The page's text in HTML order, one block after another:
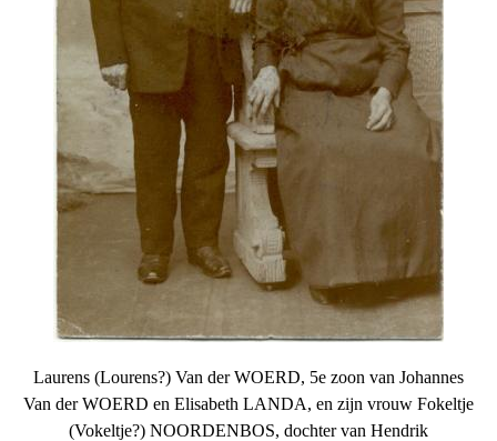
Laurens (Lourens?) Van der WOERD, 5e zoon van Johannes
Van der WOERD en Elisabeth LANDA, en zijn vrouw Fokeltje
(Vokeltje?) NOORDENBOS, dochter van Hendrik